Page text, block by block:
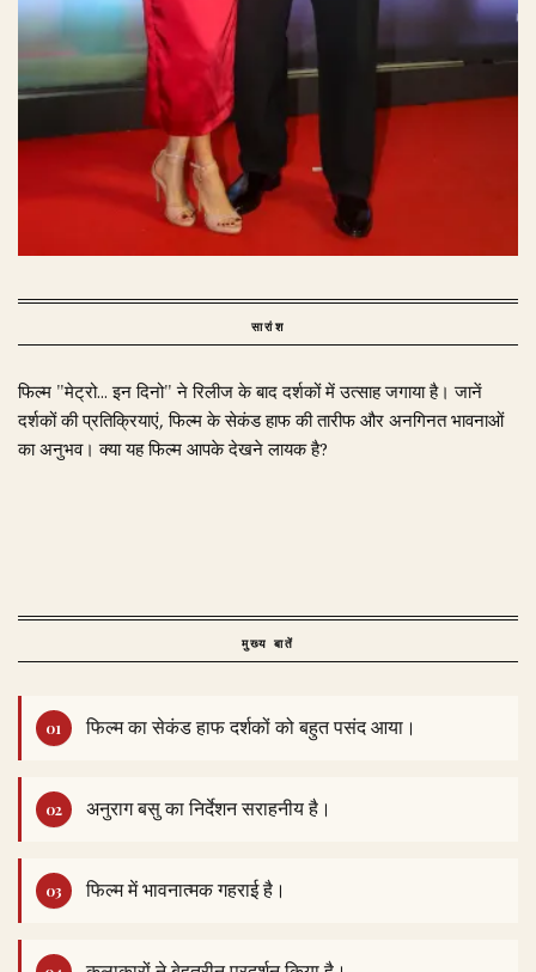
सारांश
फिल्म "मेट्रो… इन दिनो" ने रिलीज के बाद दर्शकों में उत्साह जगाया है। जानें
दर्शकों की प्रतिक्रियाएं, फिल्म के सेकंड हाफ की तारीफ और अनगिनत भावनाओं
का अनुभव। क्या यह फिल्म आपके देखने लायक है?
मुख्य बातें
फिल्म का सेकंड हाफ दर्शकों को बहुत पसंद आया।
अनुराग बसु का निर्देशन सराहनीय है।
फिल्म में भावनात्मक गहराई है।